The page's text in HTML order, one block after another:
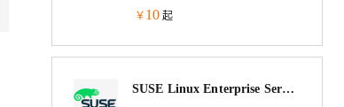
注册用户使用宝塔，持续更新维护8
年，值得信赖
别号、发票地址、发票开户行、发
￥ 10 起
SUSE Linux Enterprise Server 15 SP7 64位